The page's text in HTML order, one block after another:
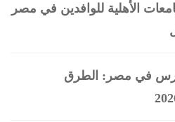
الأهلية للوافدين في مصر
في مصر: الطرق